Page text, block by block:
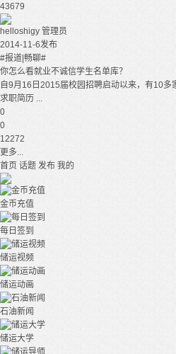
43679
helloshigy 管理员
2014-11-6发布
#报道|畅聊#
你怎么看就业不诚信学生名单库？
自9月16日2015届校园招聘启动以来，有10多
求职简历 ...
0
0
12272
更多...
首页 话题 发布 我的
金币充值
每日签到
储运视频
储运动画
石油新闻
储运大学